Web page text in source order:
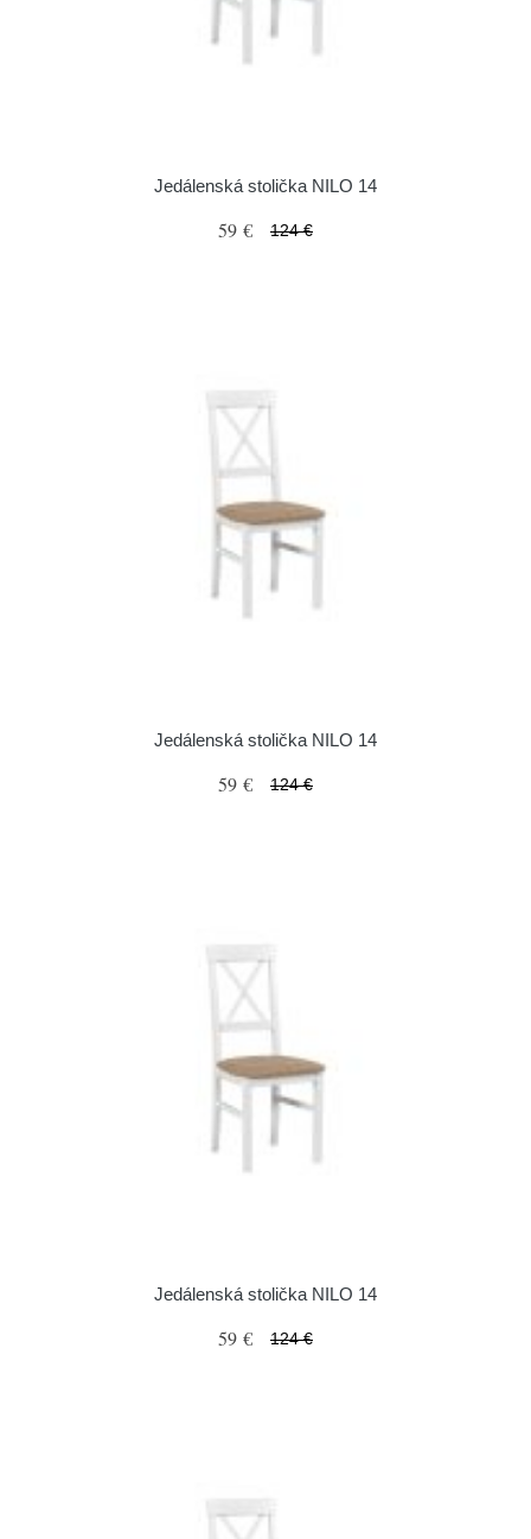
Jedálenská stolička NILO 14
59 € 124 €
Jedálenská stolička NILO 14
59 € 124 €
Jedálenská stolička NILO 14
59 € 124 €